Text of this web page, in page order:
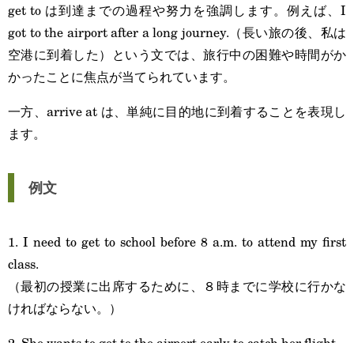
get to は到達までの過程や努力を強調します。例えば、I
got to the airport after a long journey.（長い旅の後、私は
空港に到着した）という文では、旅行中の困難や時間がか
かったことに焦点が当てられています。
一方、arrive at は、単純に目的地に到着することを表現し
ます。
例文
1. I need to get to school before 8 a.m. to attend my first
class.
（最初の授業に出席するために、８時までに学校に行かな
ければならない。）